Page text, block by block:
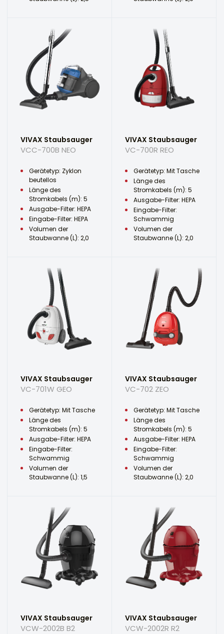
VIVAX Staubsauger
VCC-700B NEO
Gerätetyp: Zyklon
beutellos
Länge des
Stromkabels (m): 5
Ausgabe-Filter: HEPA
Eingabe-Filter: HEPA
Volumen der
Staubwanne (L): 2,0
VIVAX Staubsauger
VC-700R REO
Gerätetyp: Mit Tasche
Länge des
Stromkabels (m): 5
Ausgabe-Filter: HEPA
Eingabe-Filter:
Schwammig
Volumen der
Staubwanne (L): 2,0
VIVAX Staubsauger
VC-701W GEO
Gerätetyp: Mit Tasche
Länge des
Stromkabels (m): 5
Ausgabe-Filter: HEPA
Eingabe-Filter:
Schwammig
Volumen der
Staubwanne (L): 1,5
VIVAX Staubsauger
VC-702 ZEO
Gerätetyp: Mit Tasche
Länge des
Stromkabels (m): 5
Ausgabe-Filter: HEPA
Eingabe-Filter:
Schwammig
Volumen der
Staubwanne (L): 2,0
VIVAX Staubsauger
VCW-2002B B2
VIVAX Staubsauger
VCW-2002R R2